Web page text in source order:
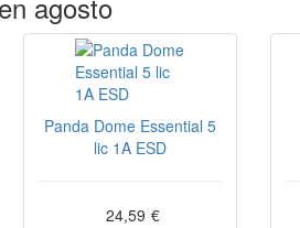
Panda Dome Essential 5
lic 1A ESD
24,59 €